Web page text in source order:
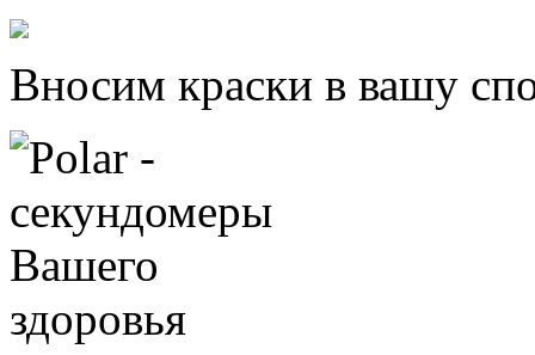
Вносим краски в вашу